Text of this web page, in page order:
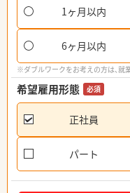
1ヶ月以内
6ヶ月以内
※ダブルワークをお考えの方は、就
希望雇用形態 必須
正社員
パート